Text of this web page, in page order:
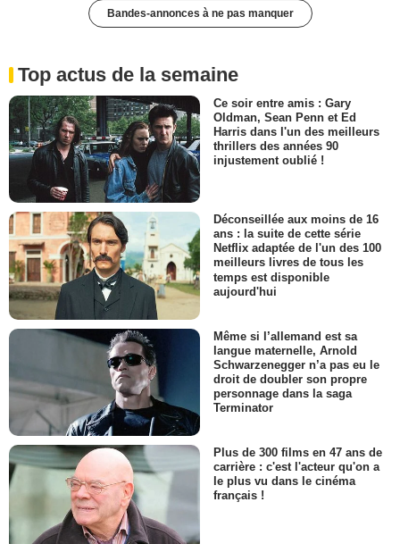
Bandes-annonces à ne pas manquer
Top actus de la semaine
Ce soir entre amis : Gary
Oldman, Sean Penn et Ed
Harris dans l'un des meilleurs
thrillers des années 90
injustement oublié !
Déconseillée aux moins de 16
ans : la suite de cette série
Netflix adaptée de l'un des 100
meilleurs livres de tous les
temps est disponible
aujourd'hui
Même si l’allemand est sa
langue maternelle, Arnold
Schwarzenegger n’a pas eu le
droit de doubler son propre
personnage dans la saga
Terminator
Plus de 300 films en 47 ans de
carrière : c'est l'acteur qu'on a
le plus vu dans le cinéma
français !